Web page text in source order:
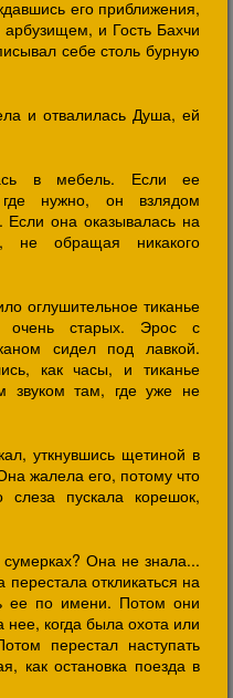
его приближения,
и Гость Бахчи
себе столь бурную
и отвалилась Душа, ей
в мебель. Если ее
нужно, он взлядом
она оказывалась на
не обращая никакого
оглушительное тиканье
очень старых. Эрос с
сидел под лавкой.
как часы, и тиканье
звуком там, где уже не
уткнувшись щетиной в
жалела его, потому что
пускала корешок,
Она не знала...
откликаться на
ее по имени. Потом они
когда была охота или
перестал наступать
как остановка поезда в